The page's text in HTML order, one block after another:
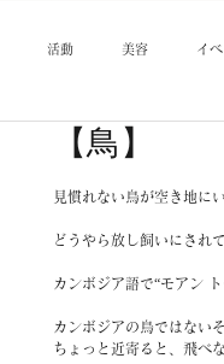
活動 美容 イ
商品
【鳥】
見慣れない鳥が空き地に
どうやら放し飼いにされ
カンボジア語で“モアン
カンボジアの鳥ではない
ちょっと近寄ると、飛べ